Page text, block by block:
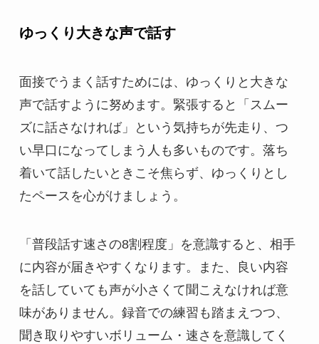
ゆっくり大きな声で話す
面接でうまく話すためには、ゆっくりと大きな
声で話すように努めます。緊張すると「スムー
ズに話さなければ」という気持ちが先走り、つ
い早口になってしまう人も多いものです。落ち
着いて話したいときこそ焦らず、ゆっくりとし
たペースを心がけましょう。
「普段話す速さの8割程度」を意識すると、相手
に内容が届きやすくなります。また、良い内容
を話していても声が小さくて聞こえなければ意
味がありません。録音での練習も踏まえつつ、
聞き取りやすいボリューム・速さを意識してく